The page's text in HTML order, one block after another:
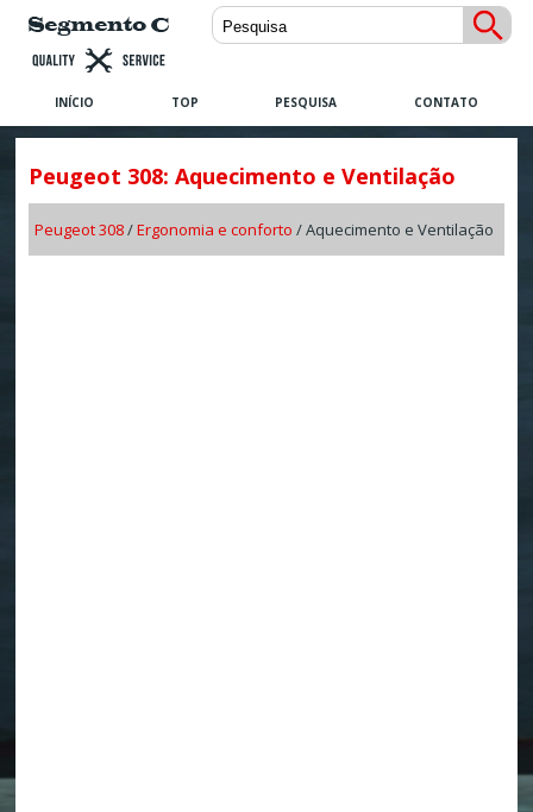
INÍCIO TOP PESQUISA CONTATO
Peugeot 308: Aquecimento e Ventilação
Peugeot 308/Ergonomia e conforto / Aquecimento e Ventilação